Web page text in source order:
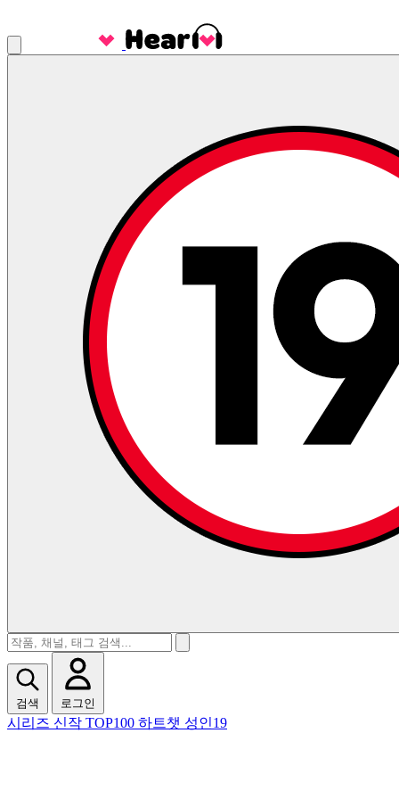
검색 로그인
시리즈 신작 TOP100 하트챗 성인19